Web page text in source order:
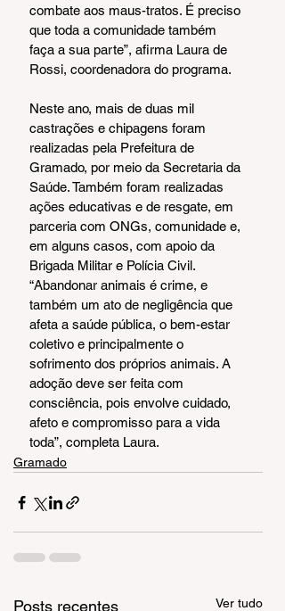
combate aos maus-tratos. É preciso
que toda a comunidade também
faça a sua parte”, afirma Laura de
Rossi, coordenadora do programa.
Neste ano, mais de duas mil
castrações e chipagens foram
realizadas pela Prefeitura de
Gramado, por meio da Secretaria da
Saúde. Também foram realizadas
ações educativas e de resgate, em
parceria com ONGs, comunidade e,
em alguns casos, com apoio da
Brigada Militar e Polícia Civil.
“Abandonar animais é crime, e
também um ato de negligência que
afeta a saúde pública, o bem-estar
coletivo e principalmente o
sofrimento dos próprios animais. A
adoção deve ser feita com
consciência, pois envolve cuidado,
afeto e compromisso para a vida
toda”, completa Laura.
Gramado
Posts recentes Ver tudo